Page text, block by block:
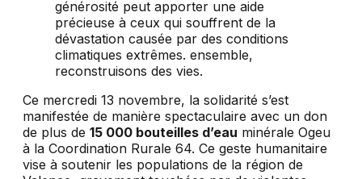
Ce mercredi 13 novembre, la solidarité s’est
manifestée de manière spectaculaire avec un don
de plus de 15 000 bouteilles d’eau minérale Ogeu
à la Coordination Rurale 64. Ce geste humanitaire
vise à soutenir les populations de la région de